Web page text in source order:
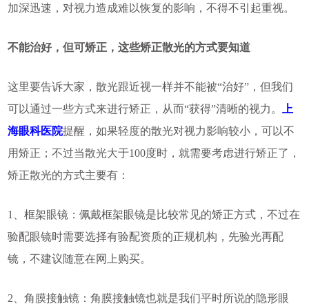
加深迅速，对视力造成难以恢复的影响，不得不引起重视。
不能治好，但可矫正，这些矫正散光的方式要知道
这里要告诉大家，散光跟近视一样并不能被“治好”，但我们
可以通过一些方式来进行矫正，从而“获得”清晰的视力。
上
海眼科医院提醒，如果轻度的散光对视力影响较小，可以不
用矫正；不过当散光大于100度时，就需要考虑进行矫正了，
矫正散光的方式主要有：
1、框架眼镜：佩戴框架眼镜是比较常见的矫正方式，不过在
验配眼镜时需要选择有验配资质的正规机构，先验光再配
镜，不建议随意在网上购买。
2、角膜接触镜：角膜接触镜也就是我们平时所说的隐形眼